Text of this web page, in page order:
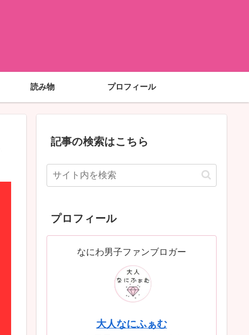
読み物 プロフィール
記事の検索はこちら
プロフィール
なにわ男子ファンブロガー
大人なにふぁむ